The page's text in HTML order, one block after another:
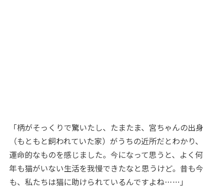
「柄がそっくりで驚いたし、たまたま、宮ちゃんの出身
（もともと飼われていた家）がうちの近所だとわかり、
運命的なものを感じました。今になって思うと、よく何
年も猫がいない生活を我慢できたなと思うけど。昔も今
も、私たちは猫に助けられているんですよね……」